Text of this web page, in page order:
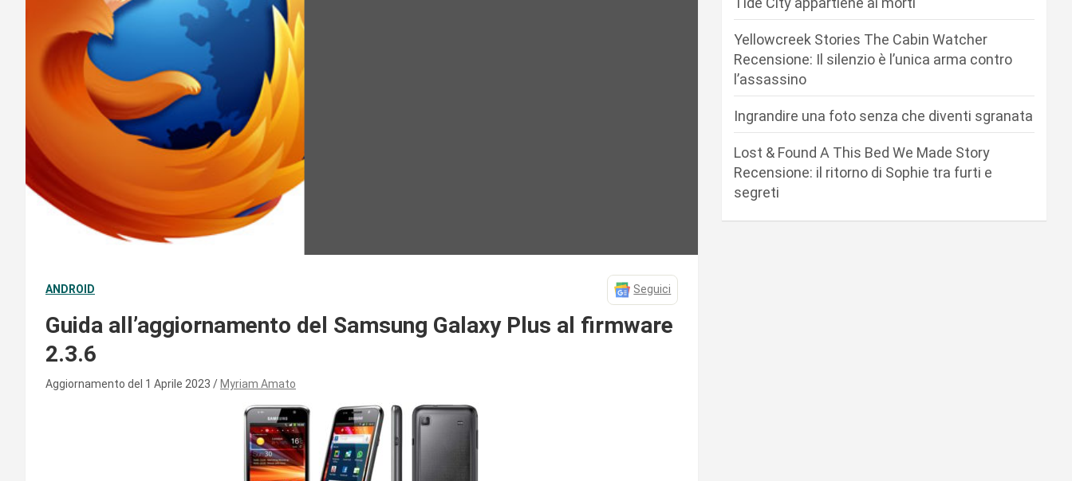
ANDROID Seguici
Guida all’aggiornamento del Samsung Galaxy Plus al firmware
2.3.6
Aggiornamento del 1 Aprile 2023 Myriam Amato
Yellowcreek Stories The Cabin Watcher
Recensione: Il silenzio è l’unica arma contro
l’assassino
Ingrandire una foto senza che diventi sgranata
Lost & Found A This Bed We Made Story
Recensione: il ritorno di Sophie tra furti e
segreti